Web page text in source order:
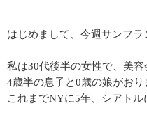
はじめまして、今週サンフラ
私は30代後半の女性で、美容
4歳半の息子と0歳の娘がおり
これまでNYに5年、シアトル